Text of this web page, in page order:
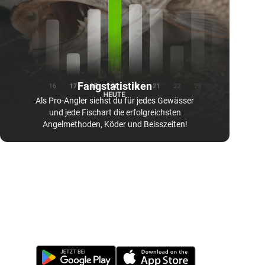
Fangstatistiken
Als Pro-Angler siehst du für jedes Gewässer
und jede Fischart die erfolgreichsten
Angelmethoden, Köder und Beisszeiten!